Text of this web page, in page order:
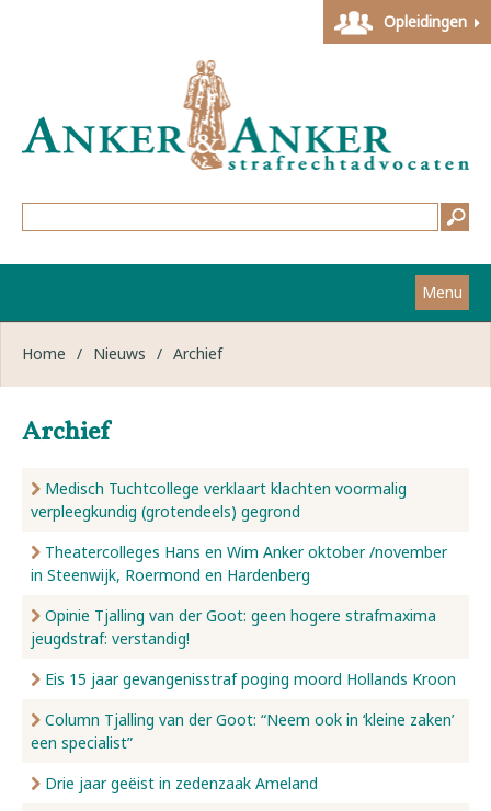
Opleidingen
Menu
Home
Strafzaken
Werkwijze
Nieuws
Over ons
Contact
Home / Nieuws / Archief
Archief
Medisch Tuchtcollege verklaart klachten voormalig
verpleegkundig (grotendeels) gegrond
Theatercolleges Hans en Wim Anker oktober /november
in Steenwijk, Roermond en Hardenberg
Opinie Tjalling van der Goot: geen hogere strafmaxima
jeugdstraf: verstandig!
Eis 15 jaar gevangenisstraf poging moord Hollands Kroon
Column Tjalling van der Goot: “Neem ook in ‘kleine zaken’
een specialist”
Drie jaar geëist in zedenzaak Ameland